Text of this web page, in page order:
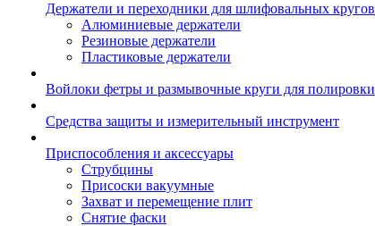
Держатели и переходники для шлифовальных кругов
Алюминиевые держатели
Резиновые держатели
Пластиковые держатели
Войлоки фетры и размывочные круги для полировки
Средства защиты и измерительный инструмент
Приспособления и аксессуары
Струбцины
Присоски вакуумные
Захват и перемещение плит
Снятие фаски